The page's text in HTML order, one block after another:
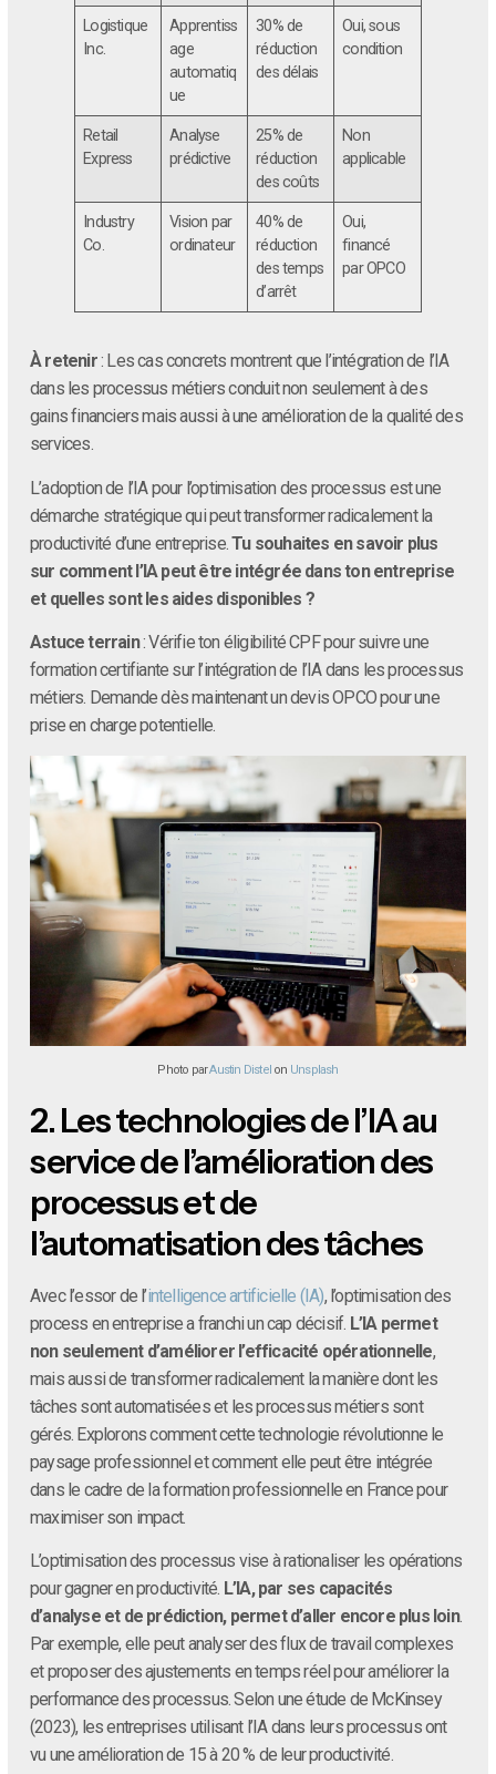
Logistique
Inc.
Apprentiss
age
automatiq
ue
30% de
réduction
des délais
Oui, sous
condition
Retail
Express
Analyse
prédictive
25% de
réduction
des coûts
Non
applicable
Industry
Co.
Vision par
ordinateur
40% de
réduction
des temps
d’arrêt
Oui,
financé
par OPCO
À retenir: Les cas concrets montrent que l’intégration de l’IA
dans les processus métiers conduit non seulement à des
gains financiers mais aussi à une amélioration de la qualité des
services.
L’adoption de l’IA pour l’optimisation des processus est une
démarche stratégique qui peut transformer radicalement la
productivité d’une entreprise.Tu souhaites en savoir plus
sur comment l’IA peut être intégrée dans ton entreprise
et quelles sont les aides disponibles ?
Astuce terrain: Vérifie ton éligibilité CPF pour suivre une
formation certifiante sur l’intégration de l’IA dans les processus
métiers. Demande dès maintenant un devis OPCO pour une
prise en charge potentielle.
Photo parAustin Distel on Unsplash
2.Les technologies de l’IA au
service de l’amélioration des
processus et de
l’automatisation des tâches
Avec l’essor de l’intelligence artificielle (IA), l’optimisation des
process en entreprise a franchi un cap décisif. L’IA permet
non seulement d’améliorer l’efficacité opérationnelle,
mais aussi de transformer radicalement la manière dont les
tâches sont automatisées et les processus métiers sont
gérés. Explorons comment cette technologie révolutionne le
paysage professionnel et comment elle peut être intégrée
dans le cadre de la formation professionnelle en France pour
maximiser son impact.
L’optimisation des processus vise à rationaliser les opérations
pour gagner en productivité. L’IA, par ses capacités
d’analyse et de prédiction, permet d’aller encore plus loin.
Par exemple, elle peut analyser des flux de travail complexes
et proposer des ajustements en temps réel pour améliorer la
performance des processus. Selon une étude de McKinsey
(2023), les entreprises utilisant l’IA dans leurs processus ont
vu une amélioration de 15 à 20 % de leur productivité.